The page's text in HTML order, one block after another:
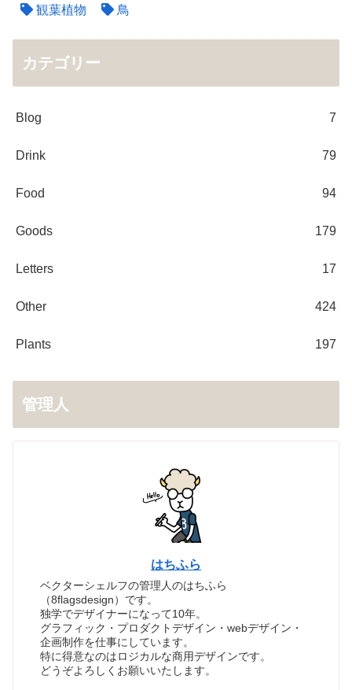
観葉植物
鳥
カテゴリー
Blog 7
Drink 79
Food 94
Goods 179
Letters 17
Other 424
Plants 197
管理人
はちふら
ベクターシェルフの管理人のはちふら
（8flagsdesign）です。
独学でデザイナーになって10年。
グラフィック・プロダクトデザイン・webデザイン・
企画制作を仕事にしています。
特に得意なのはロジカルな商用デザインです。
どうぞよろしくお願いいたします。